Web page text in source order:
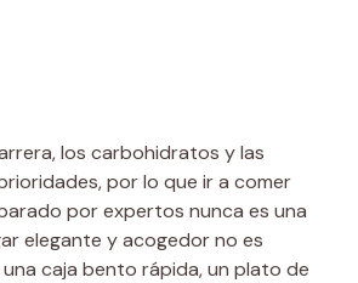
los carbohidratos y las
por lo que ir a comer
por expertos nunca es una
elegante y acogedor no es
caja bento rápida, un plato de